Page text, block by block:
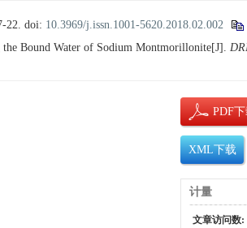
22. doi: 10.3969/j.issn.1001-5620.2018.02.002
Bound Water of Sodium Montmorillonite[J].
PDF
XML下载
计量
文章访问数: